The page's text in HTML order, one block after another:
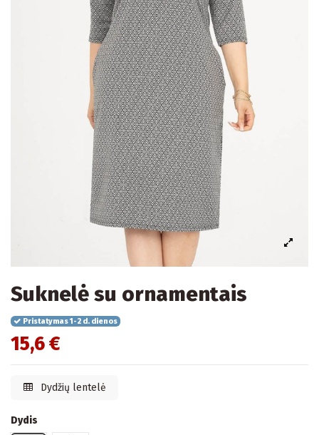
Suknelė su ornamentais
Pristatymas 1-2 d. dienos
15,6 €
Dydžių lentelė
Dydis